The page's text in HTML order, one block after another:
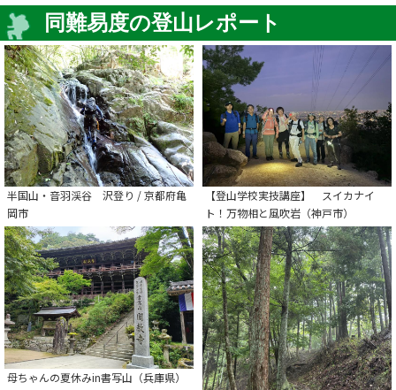
同難易度の登山レポート
半国山・音羽渓谷 沢登り / 京都府亀
岡市
【登山学校実技講座】 スイカナイ
ト！万物相と風吹岩（神戸市）
母ちゃんの夏休みin書写山（兵庫県）